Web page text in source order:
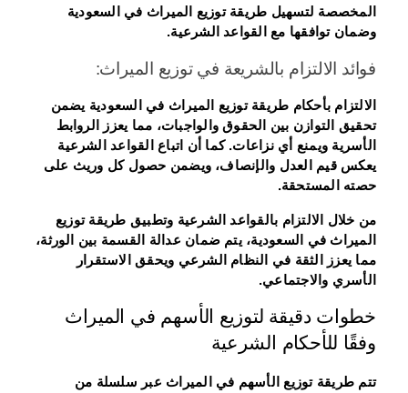
المخصصة لتسهيل طريقة توزيع الميراث في السعودية
وضمان توافقها مع القواعد الشرعية.
فوائد الالتزام بالشريعة في توزيع الميراث:
الالتزام بأحكام طريقة توزيع الميراث في السعودية يضمن
تحقيق التوازن بين الحقوق والواجبات، مما يعزز الروابط
الأسرية ويمنع أي نزاعات. كما أن اتباع القواعد الشرعية
يعكس قيم العدل والإنصاف، ويضمن حصول كل وريث على
حصته المستحقة.
من خلال الالتزام بالقواعد الشرعية وتطبيق طريقة توزيع
الميراث في السعودية، يتم ضمان عدالة القسمة بين الورثة،
مما يعزز الثقة في النظام الشرعي ويحقق الاستقرار
الأسري والاجتماعي.
خطوات دقيقة لتوزيع الأسهم في الميراث
وفقًا للأحكام الشرعية
تتم طريقة توزيع الأسهم في الميراث عبر سلسلة من